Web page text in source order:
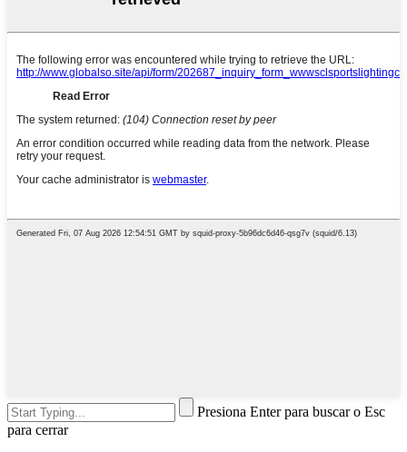
Presiona Enter para buscar o Esc
para cerrar